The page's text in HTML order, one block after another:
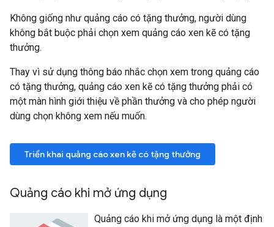
Không giống như quảng cáo có tặng thưởng, người dùng
không bắt buộc phải chọn xem quảng cáo xen kẽ có tặng
thưởng.
Thay vì sử dụng thông báo nhắc chọn xem trong quảng cáo
có tặng thưởng, quảng cáo xen kẽ có tặng thưởng phải có
một màn hình giới thiệu về phần thưởng và cho phép người
dùng chọn không xem nếu muốn.
Triển khai quảng cáo xen kẽ có tặng thưởng
Quảng cáo khi mở ứng dụng
Quảng cáo khi mở ứng dụng là một định